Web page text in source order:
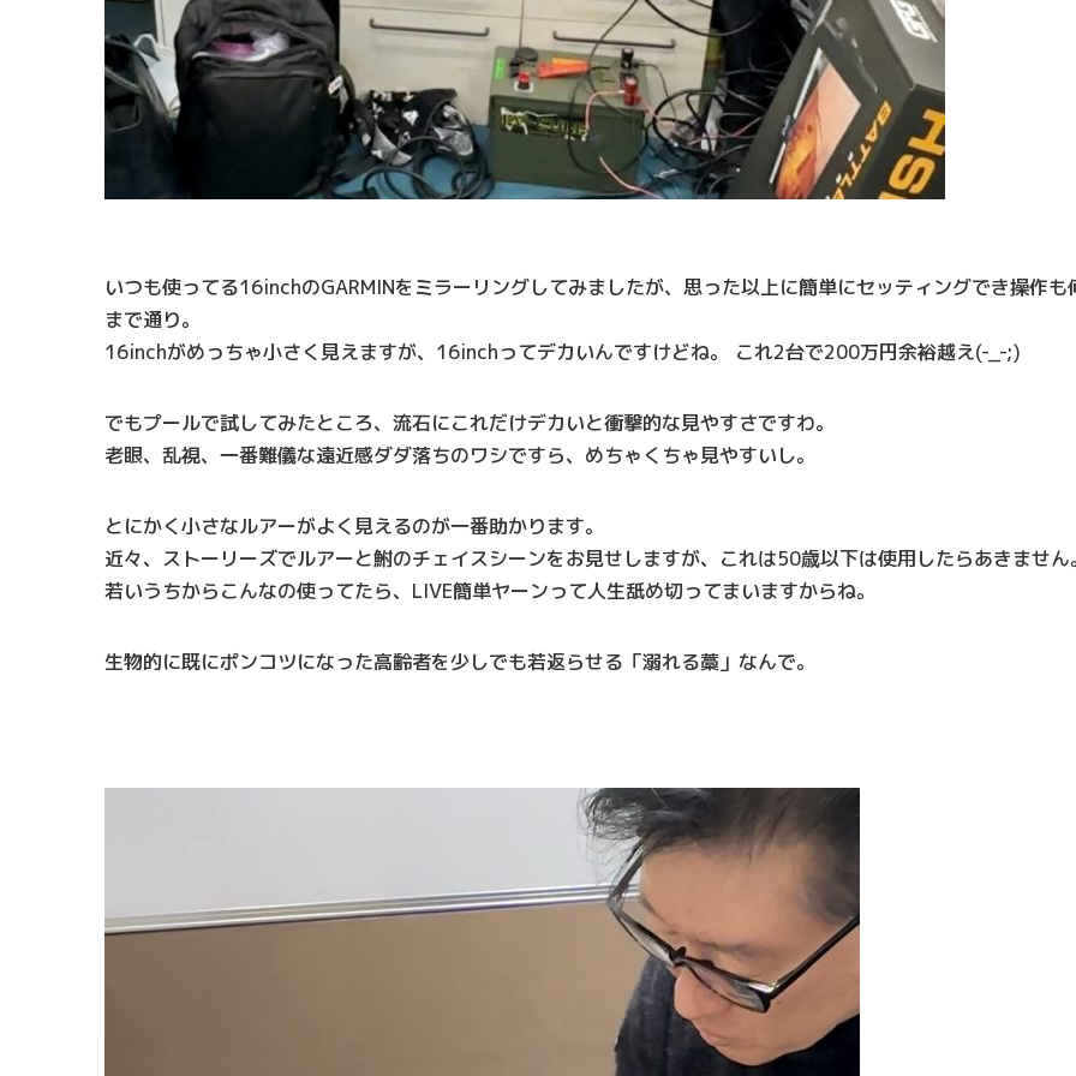
いつも使ってる16inchのGARMINをミラーリングしてみましたが、思った以上に簡単にセッティングでき操作も
まで通り。
16inchがめっちゃ小さく見えますが、16inchってデカいんですけどね。 これ2台で200万円余裕越え(-_-;)
でもプールで試してみたところ、流石にこれだけデカいと衝撃的な見やすさですわ。
老眼、乱視、一番難儀な遠近感ダダ落ちのワシですら、めちゃくちゃ見やすいし。
とにかく小さなルアーがよく見えるのが一番助かります。
近々、ストーリーズでルアーと鮒のチェイスシーンをお見せしますが、これは50歳以下は使用したらあきません
若いうちからこんなの使ってたら、LIVE簡単ヤーンって人生舐め切ってまいますからね。
生物的に既にポンコツになった高齢者を少しでも若返らせる「溺れる藁」なんで。